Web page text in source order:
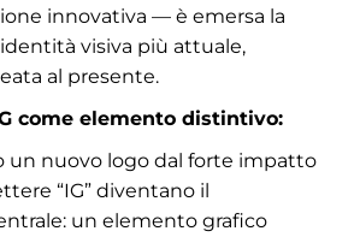
innovativa — è emersa la
visiva più attuale,
al presente.
come elemento distintivo:
un nuovo logo dal forte impatto
“IG” diventano il
un elemento grafico